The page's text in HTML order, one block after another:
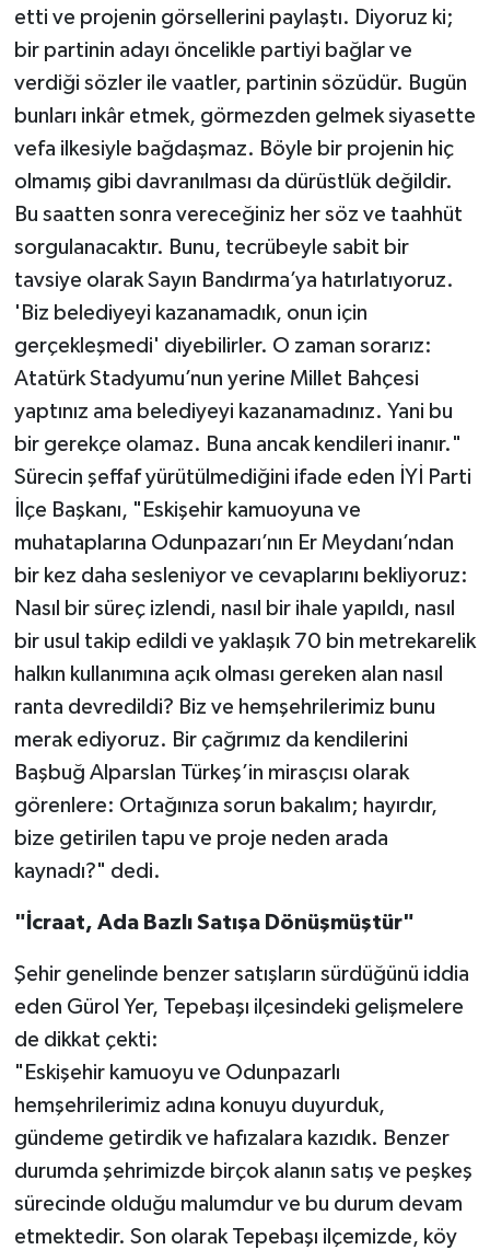
etti ve projenin görsellerini paylaştı. Diyoruz ki;
bir partinin adayı öncelikle partiyi bağlar ve
verdiği sözler ile vaatler, partinin sözüdür. Bugün
bunları inkâr etmek, görmezden gelmek siyasette
vefa ilkesiyle bağdaşmaz. Böyle bir projenin hiç
olmamış gibi davranılması da dürüstlük değildir.
Bu saatten sonra vereceğiniz her söz ve taahhüt
sorgulanacaktır. Bunu, tecrübeyle sabit bir
tavsiye olarak Sayın Bandırma’ya hatırlatıyoruz.
'Biz belediyeyi kazanamadık, onun için
gerçekleşmedi' diyebilirler. O zaman sorarız:
Atatürk Stadyumu’nun yerine Millet Bahçesi
yaptınız ama belediyeyi kazanamadınız. Yani bu
bir gerekçe olamaz. Buna ancak kendileri inanır."
Sürecin şeffaf yürütülmediğini ifade eden İYİ Parti
İlçe Başkanı, "Eskişehir kamuoyuna ve
muhataplarına Odunpazarı’nın Er Meydanı’ndan
bir kez daha sesleniyor ve cevaplarını bekliyoruz:
Nasıl bir süreç izlendi, nasıl bir ihale yapıldı, nasıl
bir usul takip edildi ve yaklaşık 70 bin metrekarelik
halkın kullanımına açık olması gereken alan nasıl
ranta devredildi? Biz ve hemşehrilerimiz bunu
merak ediyoruz. Bir çağrımız da kendilerini
Başbuğ Alparslan Türkeş’in mirasçısı olarak
görenlere: Ortağınıza sorun bakalım; hayırdır,
bize getirilen tapu ve proje neden arada
kaynadı?" dedi.
"İcraat, Ada Bazlı Satışa Dönüşmüştür"
Şehir genelinde benzer satışların sürdüğünü iddia
eden Gürol Yer, Tepebaşı ilçesindeki gelişmelere
de dikkat çekti:
"Eskişehir kamuoyu ve Odunpazarlı
hemşehrilerimiz adına konuyu duyurduk,
gündeme getirdik ve hafızalara kazıdık. Benzer
durumda şehrimizde birçok alanın satış ve peşkeş
sürecinde olduğu malumdur ve bu durum devam
etmektedir. Son olarak Tepebaşı ilçemizde, köy